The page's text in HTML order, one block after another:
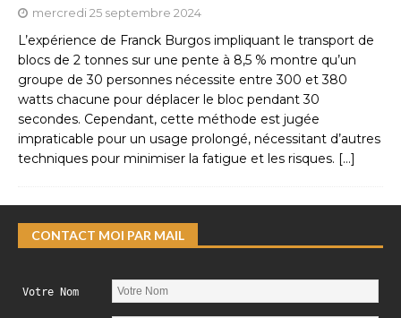
mercredi 25 septembre 2024
L’expérience de Franck Burgos impliquant le transport de
blocs de 2 tonnes sur une pente à 8,5 % montre qu’un
groupe de 30 personnes nécessite entre 300 et 380
watts chacune pour déplacer le bloc pendant 30
secondes. Cependant, cette méthode est jugée
impraticable pour un usage prolongé, nécessitant d’autres
techniques pour minimiser la fatigue et les risques. […]
CONTACT MOI PAR MAIL
Votre Nom